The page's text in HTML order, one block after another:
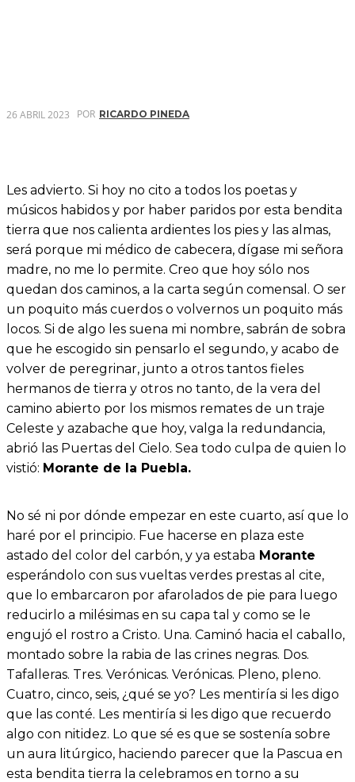
26 ABRIL 2023 POR RICARDO PINEDA
Les advierto. Si hoy no cito a todos los poetas y
músicos habidos y por haber paridos por esta bendita
tierra que nos calienta ardientes los pies y las almas,
será porque mi médico de cabecera, dígase mi señora
madre, no me lo permite. Creo que hoy sólo nos
quedan dos caminos, a la carta según comensal. O ser
un poquito más cuerdos o volvernos un poquito más
locos. Si de algo les suena mi nombre, sabrán de sobra
que he escogido sin pensarlo el segundo, y acabo de
volver de peregrinar, junto a otros tantos fieles
hermanos de tierra y otros no tanto, de la vera del
camino abierto por los mismos remates de un traje
Celeste y azabache que hoy, valga la redundancia,
abrió las Puertas del Cielo. Sea todo culpa de quien lo
vistió: Morante de la Puebla.
No sé ni por dónde empezar en este cuarto, así que lo
haré por el principio. Fue hacerse en plaza este
astado del color del carbón, y ya estaba Morante
esperándolo con sus vueltas verdes prestas al cite,
que lo embarcaron por afarolados de pie para luego
reducirlo a milésimas en su capa tal y como se le
engujó el rostro a Cristo. Una. Caminó hacia el caballo,
montado sobre la rabia de las crines negras. Dos.
Tafalleras. Tres. Verónicas. Verónicas. Pleno, pleno.
Cuatro, cinco, seis, ¿qué se yo? Les mentiría si les digo
que las conté. Les mentiría si les digo que recuerdo
algo con nitidez. Lo que sé es que se sostenía sobre
un aura litúrgico, haciendo parecer que la Pascua en
esta bendita tierra la celebramos en torno a su